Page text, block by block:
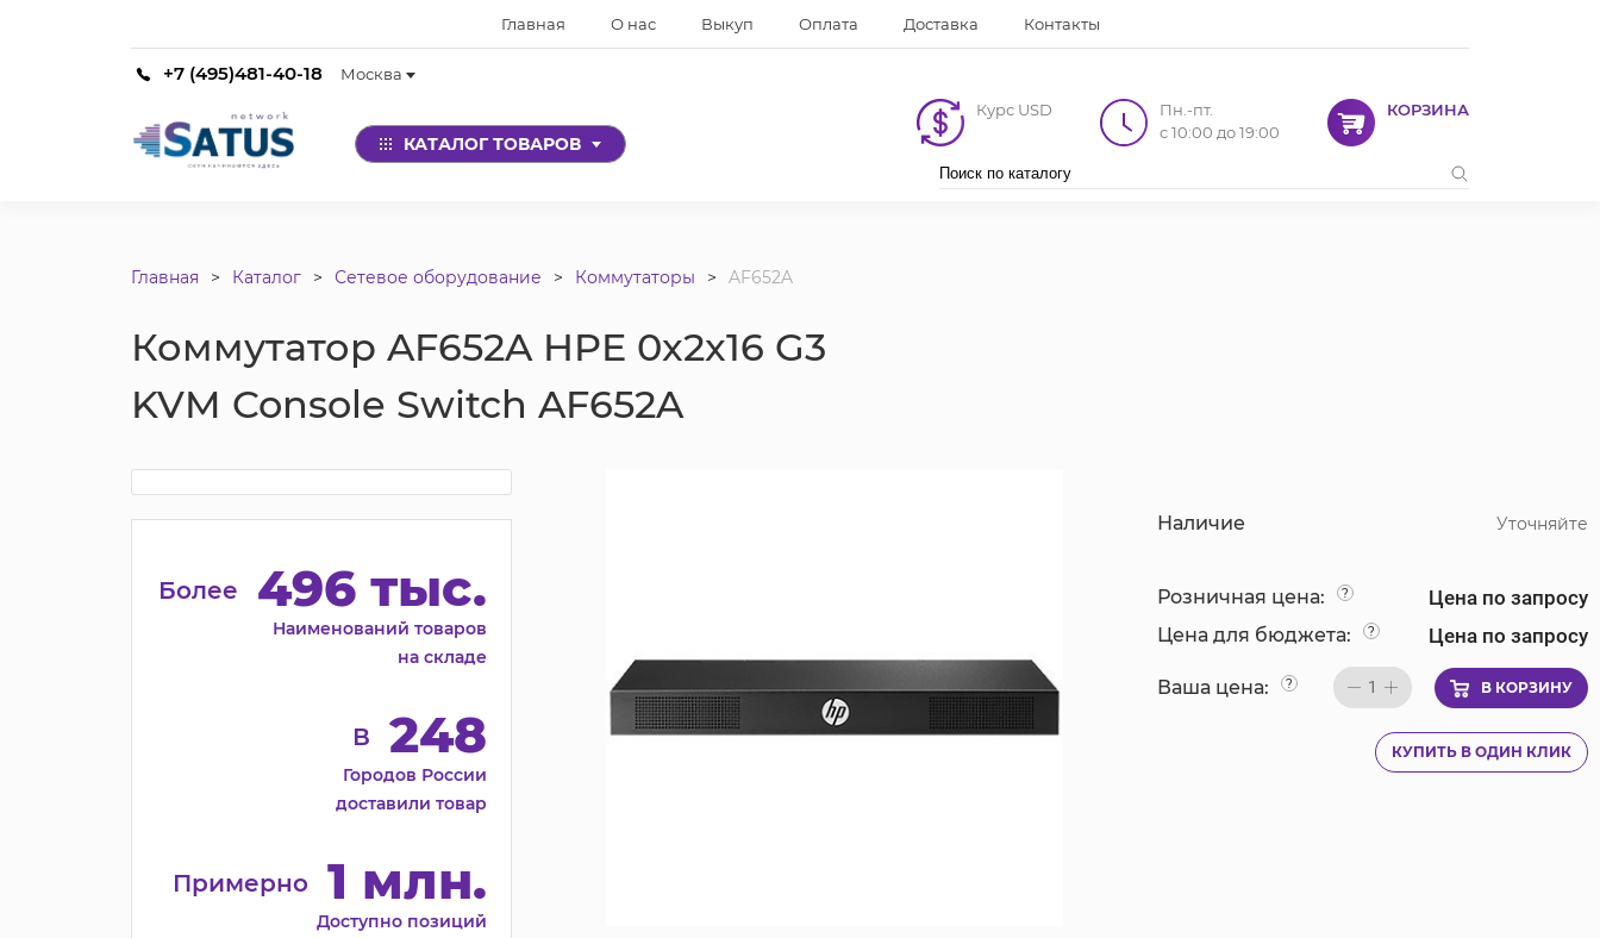
Главная О нас Выкуп Оплата Доставка Контакты
+7 (495)481-40-18 Москва
КАТАЛОГ ТОВАРОВ
Курс USD
Пн.-пт.
с 10:00 до 19:00
КОРЗИНА
Главная Каталог Сетевое оборудование Коммутаторы AF652A
Коммутатор AF652A HPE 0x2x16 G3
KVM Console Switch AF652A
Более 496 тыс.
Наименований товаров
на складе
В 248
Городов России
доставили товар
Примерно 1 млн.
Доступно позиций
Наличие Уточняйте
Розничная цена: ? Цена по запросу
Цена для бюджета: ? Цена по запросу
Ваша цена: ? 1 В КОРЗИНУ
КУПИТЬ В ОДИН КЛИК